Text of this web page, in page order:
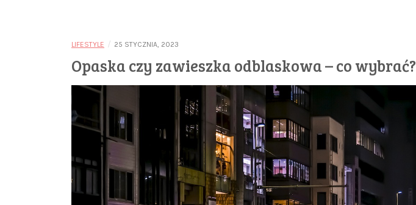
LIFESTYLE / 25 STYCZNIA, 2023
Opaska czy zawieszka odblaskowa – co wybrać?